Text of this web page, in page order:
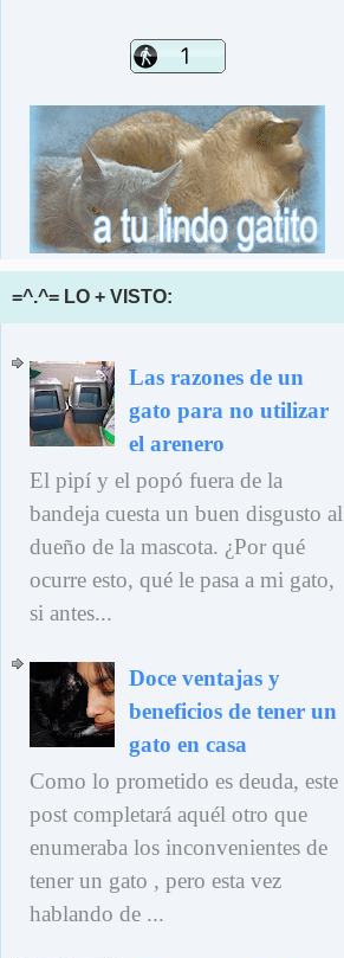
=^.^= LO + VISTO:
Las razones de un
gato para no utilizar
el arenero
El pipí y el popó fuera de la
bandeja cuesta un buen disgusto al
dueño de la mascota. ¿Por qué
ocurre esto, qué le pasa a mi gato,
si antes...
Doce ventajas y
beneficios de tener un
gato en casa
Como lo prometido es deuda, este
post completará aquél otro que
enumeraba los inconvenientes de
tener un gato , pero esta vez
hablando de ...